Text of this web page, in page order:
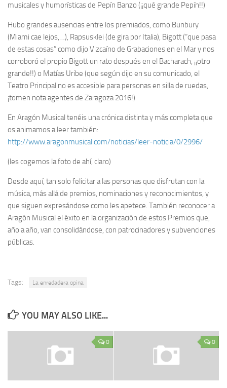
musicales y humorísticas de Pepín Banzo (¡¡qué grande Pepín!!)
Hubo grandes ausencias entre los premiados, como Bunbury
(Miami cae lejos,…), Rapsusklei (de gira por Italia), Bigott (“que pasa
de estas cosas” como dijo Vizcaíno de Grabaciones en el Mar y nos
corroboró el propio Bigott un rato después en el Bacharach, ¡¡otro
grande!!) o Matías Uribe (que según dijo en su comunicado, el
Teatro Principal no es accesible para personas en silla de ruedas,
¡tomen nota agentes de Zaragoza 2016!)
En Aragón Musical tenéis una crónica distinta y más completa que
os animamos a leer también:
http://www.aragonmusical.com/noticias/leer-noticia/0/2996/
(les cogemos la foto de ahí, claro)
Desde aquí, tan solo felicitar a las personas que disfrutan con la
música, más allá de premios, nominaciones y reconocimientos, y
que siguen expresándose como les apetece. También reconocer a
Aragón Musical el éxito en la organización de estos Premios que,
año a año, van consolidándose, con patrocinadores y subvenciones
públicas.
Tags: La enredadera opina
YOU MAY ALSO LIKE...
0 0